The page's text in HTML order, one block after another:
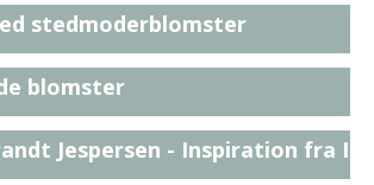
stedmoderblomster
blomster
Jespersen - Inspiration fra